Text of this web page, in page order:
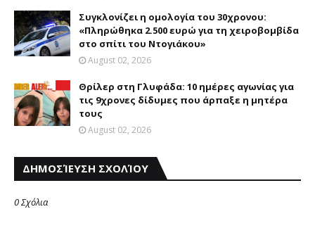
Συγκλονίζει η ομολογία του 30χρονου:
«Πληρώθηκα 2.500 ευρώ για τη χειροβομβίδα
στο σπίτι του Ντογιάκου»
August 02, 2026
Θρίλερ στη Γλυφάδα: 10 ημέρες αγωνίας για
τις 9χρονες δίδυμες που άρπαξε η μητέρα
τους
August 02, 2026
ΔΗΜΟΣΊΕΥΣΗ ΣΧΟΛΊΟΥ
0 Σχόλια